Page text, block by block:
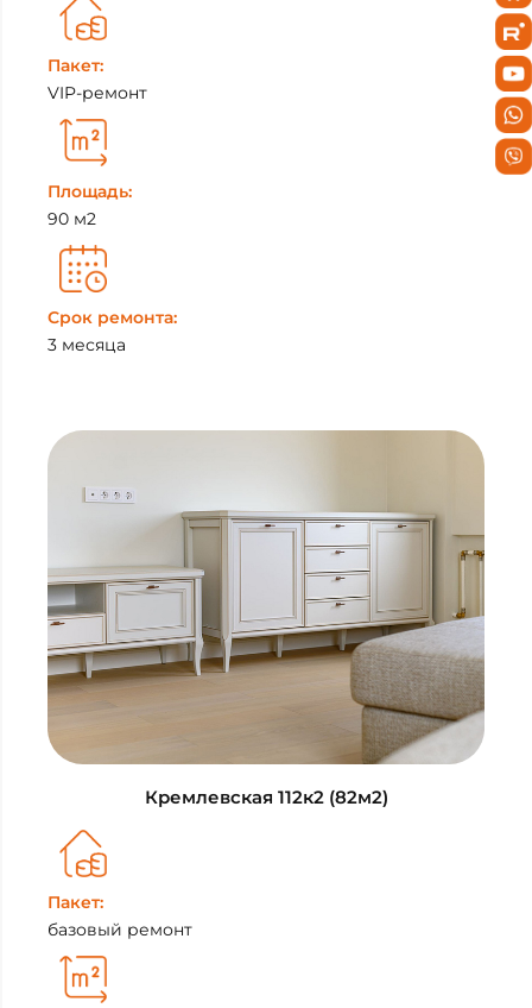
Пакет:
VIP-ремонт
Площадь:
90 м2
Срок ремонта:
3 месяца
Кремлевская 112к2 (82м2)
Пакет:
базовый ремонт